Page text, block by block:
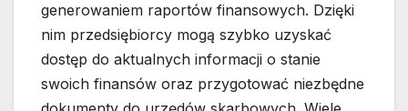
generowaniem raportów finansowych. Dzięki
nim przedsiębiorcy mogą szybko uzyskać
dostęp do aktualnych informacji o stanie
swoich finansów oraz przygotować niezbędne